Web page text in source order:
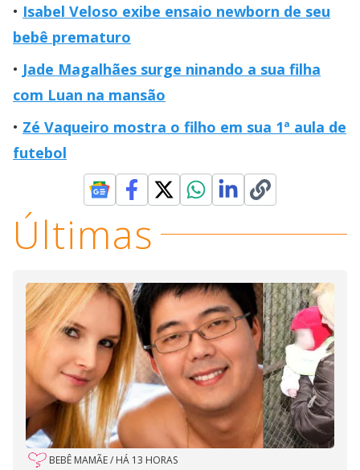
Isabel Veloso exibe ensaio newborn de seu
bebê prematuro
Jade Magalhães surge ninando a sua filha
com Luan na mansão
Zé Vaqueiro mostra o filho em sua 1ª aula de
futebol
Últimas
BEBÊ MAMÃE/ HÁ 13 HORAS